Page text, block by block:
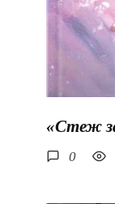
«Стеж
0